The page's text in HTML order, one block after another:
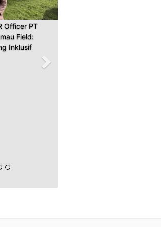
Officer PT
Field:
Inklusif